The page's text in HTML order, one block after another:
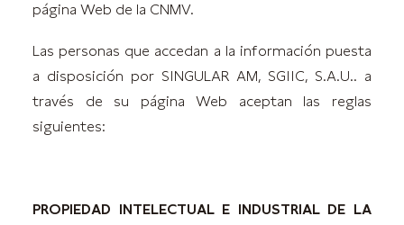
página Web de la CNMV.
Las personas que accedan a la información puesta
a disposición por SINGULAR AM, SGIIC, S.A.U.. a
través de su página Web aceptan las reglas
siguientes:
PROPIEDAD INTELECTUAL E INDUSTRIAL DE LA